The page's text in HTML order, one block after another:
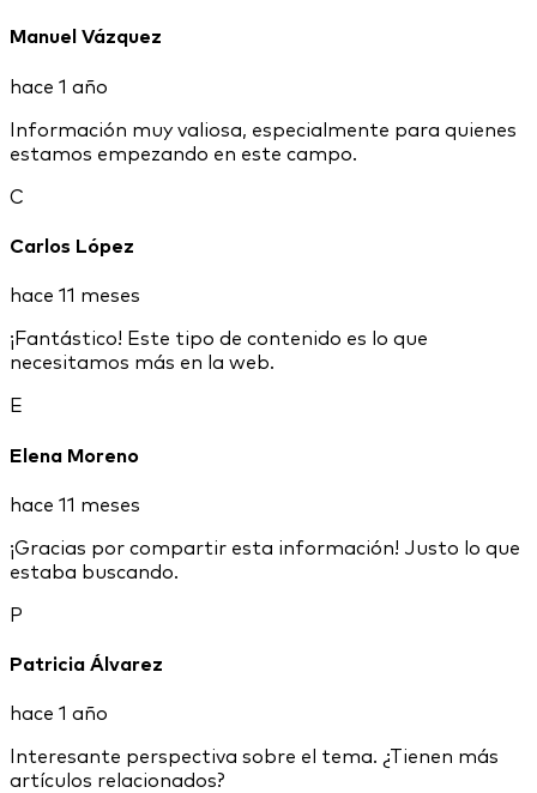
Manuel Vázquez
hace 1 año
Información muy valiosa, especialmente para quienes
estamos empezando en este campo.
C
Carlos López
hace 11 meses
¡Fantástico! Este tipo de contenido es lo que
necesitamos más en la web.
E
Elena Moreno
hace 11 meses
¡Gracias por compartir esta información! Justo lo que
estaba buscando.
P
Patricia Álvarez
hace 1 año
Interesante perspectiva sobre el tema. ¿Tienen más
artículos relacionados?